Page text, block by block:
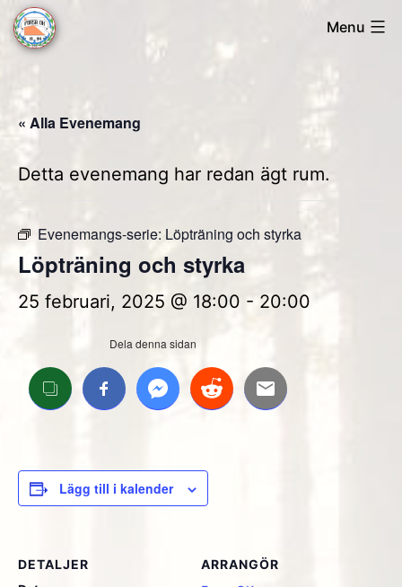
Skip
to
OK
Menu
« Alla Evenemang
Detta evenemang har redan ägt rum.
Evenemangs-serie: Löpträning och styrka
Löpträning och styrka
25 februari, 2025 @ 18:00 -20:00
Dela denna sidan
Lägg till i kalender
DETALJER
ARRANGÖR